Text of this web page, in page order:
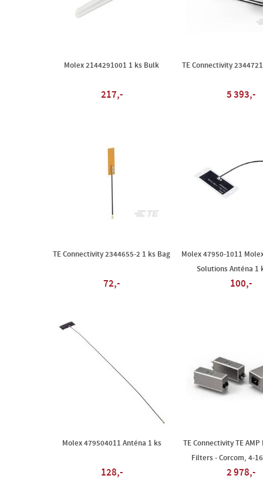
Molex 2144291001 1 ks Bulk
217,-
TE Connectivity
5 393,-
TE Connectivity 2344655-2 1 ks Bag
72,-
Molex 47950-1011
Solutions Anténa 1
100,-
Molex 479504011 Anténa 1 ks
128,-
TE Connectivity TE
Filters - Corcom, 4-
2 978,-